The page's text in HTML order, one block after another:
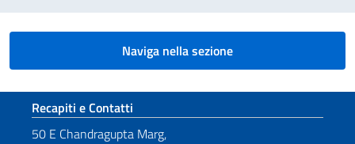
Naviga nella sezione
Sezione footer
Recapiti e Contatti
50 E Chandragupta Marg,